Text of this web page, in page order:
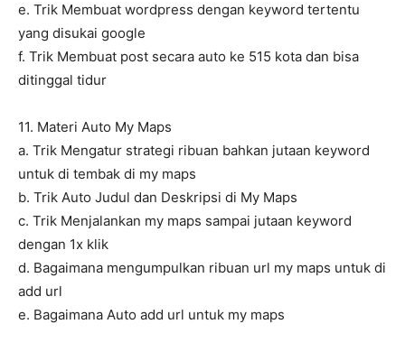
e. Trik Membuat wordpress dengan keyword tertentu
yang disukai google
f. Trik Membuat post secara auto ke 515 kota dan bisa
ditinggal tidur
11. Materi Auto My Maps
a. Trik Mengatur strategi ribuan bahkan jutaan keyword
untuk di tembak di my maps
b. Trik Auto Judul dan Deskripsi di My Maps
c. Trik Menjalankan my maps sampai jutaan keyword
dengan 1x klik
d. Bagaimana mengumpulkan ribuan url my maps untuk di
add url
e. Bagaimana Auto add url untuk my maps